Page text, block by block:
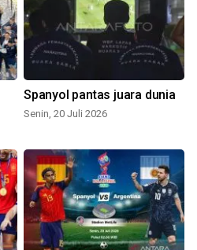
Spanyol pantas juara dunia
Senin, 20 Juli 2026